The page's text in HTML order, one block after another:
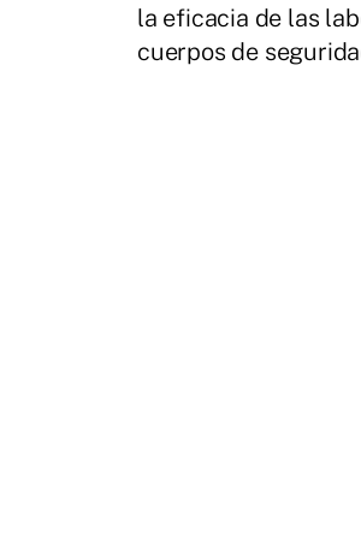
la eficacia de las
cuerpos de